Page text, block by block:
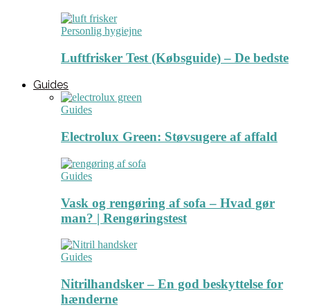
Personlig hygiejne
Luftfrisker Test (Købsguide) – De bedste
Guides
Guides
Electrolux Green: Støvsugere af affald
Guides
Vask og rengøring af sofa – Hvad gør
man? | Rengøringstest
Guides
Nitrilhandsker – En god beskyttelse for
hænderne